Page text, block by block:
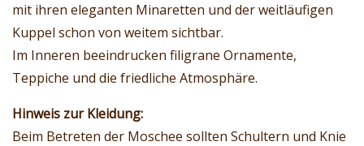
mit ihren eleganten Minaretten und der weitläufigen
Kuppel schon von weitem sichtbar.
Im Inneren beeindrucken filigrane Ornamente,
Teppiche und die friedliche Atmosphäre.
Hinweis zur Kleidung:
Beim Betreten der Moschee sollten Schultern und Knie